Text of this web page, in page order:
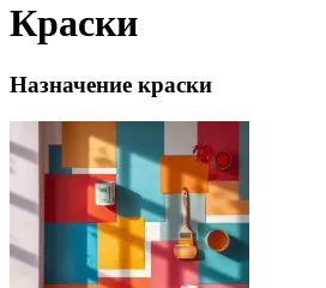
Краски
Назначение краски